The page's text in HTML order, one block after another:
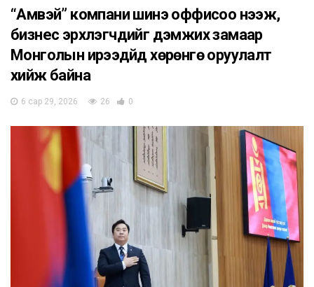
“Амвэй” компани шинэ оффисоо нээж,
бизнес эрхлэгчдийг дэмжих замаар
Монголын ирээдүйд хөрөнгө оруулалт
хийж байна
6 сар 29, 2026 26 0